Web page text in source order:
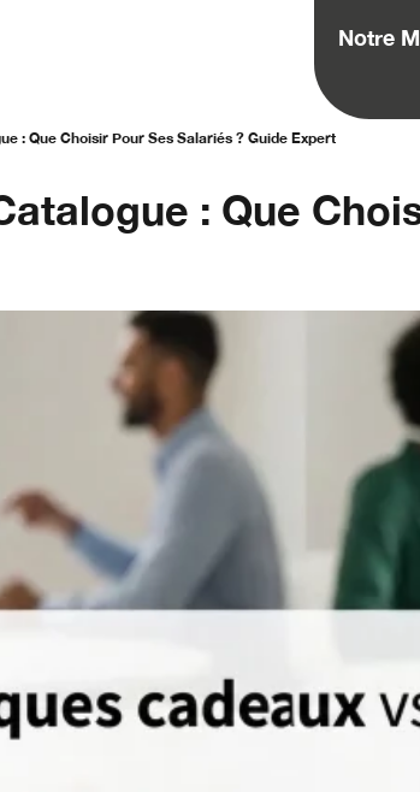
Notre
: Que Choisir Pour Ses Salariés ? Guide Expert
: Que